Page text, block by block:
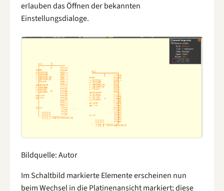
erlauben das Öffnen der bekannten
Einstellungsdialoge.
Bildquelle: Autor
Im Schaltbild markierte Elemente erscheinen nun
beim Wechsel in die Platinenansicht markiert; diese